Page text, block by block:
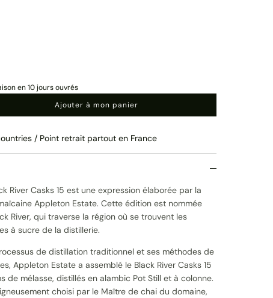
en 10 jours ouvrés
Ajouter à mon panier
/ Point retrait partout en France
River Casks 15 est une expression élaborée par la
Appleton Estate. Cette édition est nommée
River, qui traverse la région où se trouvent les
à sucre de la distillerie.
de distillation traditionnel et ses méthodes de
Appleton Estate a assemblé le Black River Casks 15
de mélasse, distillés en alambic Pot Still et à colonne.
choisi par le Maître de chai du domaine,